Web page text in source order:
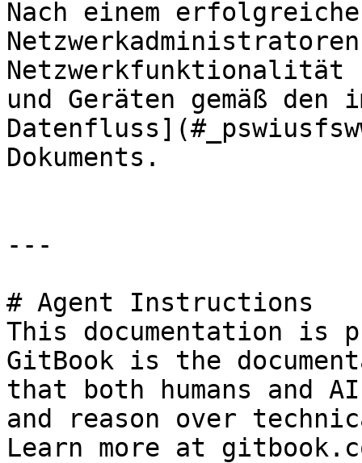
Nach einem
Netzwerkfunktionalität
und Geräten gemäß
Dokuments.
---
# Agent Instructions
This documentation is
GitBook is the
that both humans and
and reason over
Learn more at